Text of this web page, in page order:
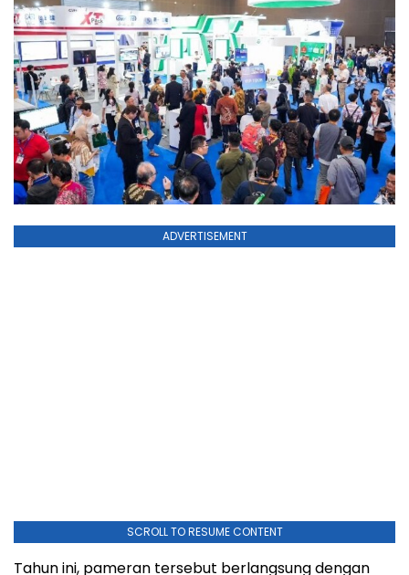
ADVERTISEMENT
SCROLL TO RESUME CONTENT
Tahun ini, pameran tersebut berlangsung dengan